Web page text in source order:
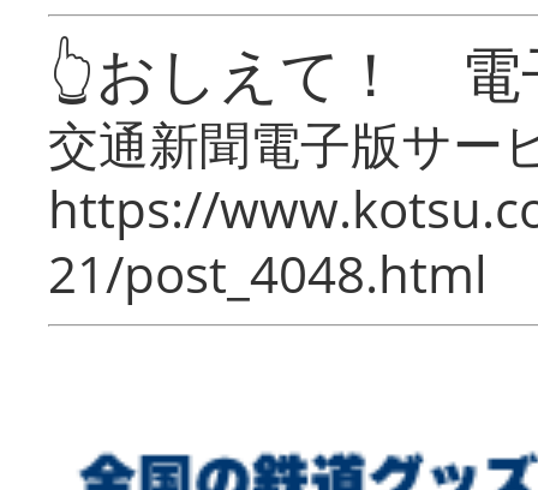
👆おしえて！ 電
交通新聞電子版サー
https://
21/post_4048.html